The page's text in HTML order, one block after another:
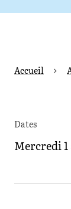
Accueil
Dates
Mercredi